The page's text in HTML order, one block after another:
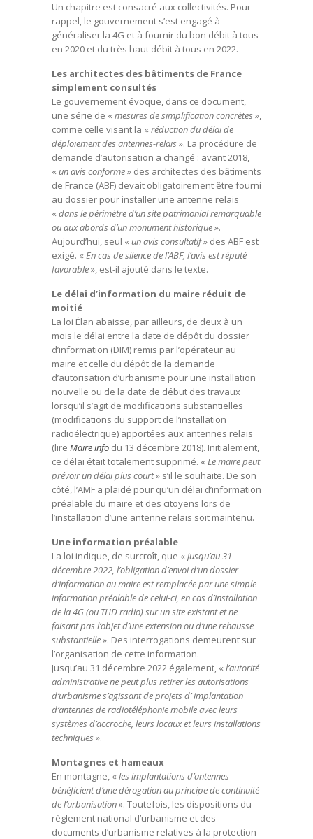
Un chapitre est consacré aux collectivités. Pour
rappel, le gouvernement s’est engagé à
généraliser la 4G et à fournir du bon débit à tous
en 2020 et du très haut débit à tous en 2022.
Les architectes des bâtiments de France
simplement consultés
Le gouvernement évoque, dans ce document,
une série de « mesures de simplification concrètes »,
comme celle visant la « réduction du délai de
déploiement des antennes-relais ». La procédure de
demande d’autorisation a changé : avant 2018,
« un avis conforme» des architectes des bâtiments
de France (ABF) devait obligatoirement être fourni
au dossier pour installer une antenne relais
« dans le périmètre d’un site patrimonial remarquable
ou aux abords d’un monument historique».
Aujourd’hui, seul « un avis consultatif» des ABF est
exigé. « En cas de silence de l’ABF, l’avis est réputé
favorable», est-il ajouté dans le texte.
Le délai d’information du maire réduit de
moitié
La loi Élan abaisse, par ailleurs, de deux à un
mois le délai entre la date de dépôt du dossier
d’information (DIM) remis par l’opérateur au
maire et celle du dépôt de la demande
d’autorisation d’urbanisme pour une installation
nouvelle ou de la date de début des travaux
lorsqu’il s’agit de modifications substantielles
(modifications du support de l’installation
radioélectrique) apportées aux antennes relais
(lire Maire info du 13 décembre 2018). Initialement,
ce délai était totalement supprimé. « Le maire peut
prévoir un délai plus court» s’il le souhaite. De son
côté, l’AMF a plaidé pour qu’un délai d’information
préalable du maire et des citoyens lors de
l’installation d’une antenne relais soit maintenu.
Une information préalable
La loi indique, de surcroît, que « jusqu’au 31
décembre 2022, l’obligation d’envoi d’un dossier
d’information au maire est remplacée par une simple
information préalable de celui-ci, en cas d’installation
de la 4G (ou THD radio) sur un site existant et ne
faisant pas l’objet d’une extension ou d’une rehausse
substantielle». Des interrogations demeurent sur
l’organisation de cette information.
Jusqu’au 31 décembre 2022 également, « l’autorité
administrative ne peut plus retirer les autorisations
d’urbanisme s’agissant de projets d’ implantation
d’antennes de radiotéléphonie mobile avec leurs
systèmes d’accroche, leurs locaux et leurs installations
techniques ».
Montagnes et hameaux
En montagne, « les implantations d’antennes
bénéficient d’une dérogation au principe de continuité
de l’urbanisation». Toutefois, les dispositions du
règlement national d’urbanisme et des
documents d’urbanisme relatives à la protection